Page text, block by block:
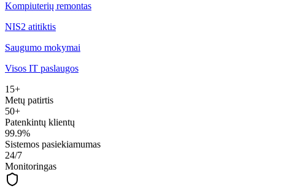
Kompiuterių remontas
NIS2 atitiktis
Saugumo mokymai
Visos IT paslaugos
15+
Metų patirtis
50+
Patenkintų klientų
99.9%
Sistemos pasiekiamumas
24/7
Monitoringas